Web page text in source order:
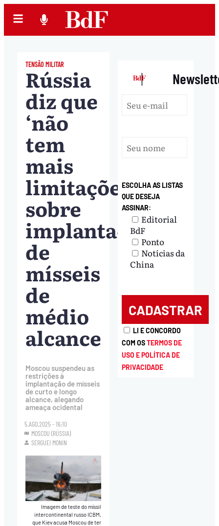
TENSÃO MILITAR
Rússia
diz que
‘não
tem
mais
limitações’
sobre
implantação
de
mísseis
de
médio
alcance
Moscou suspendeu as
restrições à
implantação de mísseis
de curto e longo
alcance, alegando
ameaça ocidental
5.AGO.2025 - 16:10
MOSCOU (RÚSSIA)
SERGUEI MONIN
Imagem de teste do míssil
intercontinental russo ICBM,
que Kiev acusa Moscou de ter
|
ESCOLHA AS LISTAS
QUE DESEJA
ASSINAR:
Editorial
BdF
Ponto
Notícias da
China
LI E CONCORDO
COM OSTERMOS DE
USO E POLÍTICA DE
PRIVACIDADE